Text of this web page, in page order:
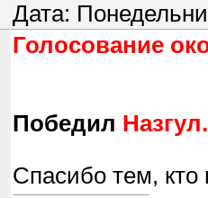
Дата:
Голосование
Победил Назгул.
Спасибо тем, кто